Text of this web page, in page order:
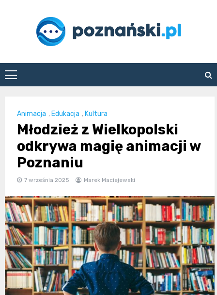
poznanski.pl
Animacja ,Edukacja ,Kultura
Młodzież z Wielkopolski
odkrywa magię animacji w
Poznaniu
7 września 2025 Marek Maciejewski